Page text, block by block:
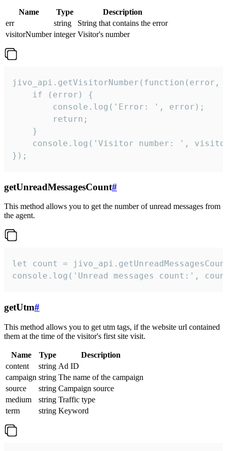
Name Type
Description
err
string
String that contains the error
visitorNumber integer Visitor's number
jivo_api.getVisitorNumber(function(error,
    if (error) {
        console.log('Error: ', error);
        return;
    }
console.log('Visitor number: ',
});
getUnreadMessagesCount#
This method allows you to get the number of unread messages from
the agent.
let count =
console.log('Unread messages count:',
getUtm#
This method allows you to get utm tags, if the website url contained
them at the time of the visitor's first site visit.
Name Type
Description
content
string Ad ID
campaign string The name of the campaign
source
string Campaign source
medium
string Traffic type
term
string Keyword